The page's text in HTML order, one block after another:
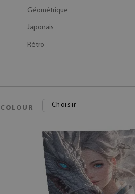
Géométrique
Japonais
Rétro
COLOUR Choisir